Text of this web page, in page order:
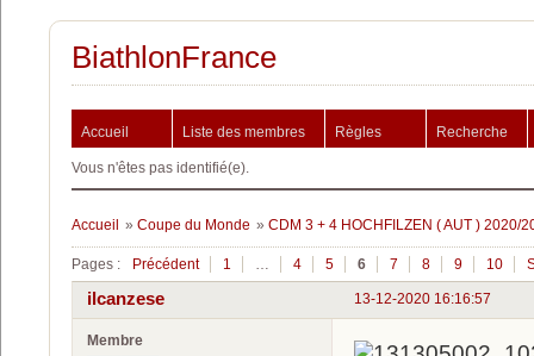
BiathlonFrance
Accueil Liste des membres Règles Recherche
Vous n'êtes pas identifié(e).
Accueil » Coupe du Monde » CDM 3 + 4 HOCHFILZEN ( AUT ) 2020/
Pages : Précédent 1 … 4 5 6 7 8 9 10
13-12-2020 16:16:57
ilcanzese
Membre